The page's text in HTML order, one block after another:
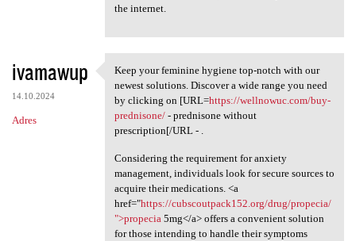
the internet.
ivamawup
14.10.2024
Adres
Keep your feminine hygiene
Keep your feminine hygiene top-notch with our
newest solutions. Discover a wide range you need
by clicking on [URL=https://wellnowuc.com/buy-
prednisone/- prednisone without
prescription[/URL - .
Considering the requirement for anxiety
management, individuals look for secure sources to
acquire their medications. <a
href="https://cubscoutpack152.org/drug/propecia/
">propecia 5mg</a> offers a convenient solution
for those intending to handle their symptoms